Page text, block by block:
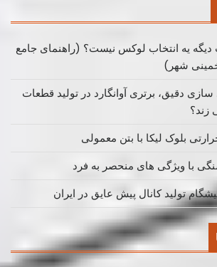
یه انتخاب لوکس نیست؟ (راهنمای جامع
‌شهر)
دقیق، برتری آوانگارد در تولید قطعات
بلوک لیکا با بتن معمولی
با ویژگی های منحصر به فرد
تولید کانال پیش عایق در ایران